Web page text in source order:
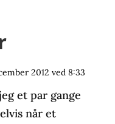
2012 ved 8:33
et par gange
når et